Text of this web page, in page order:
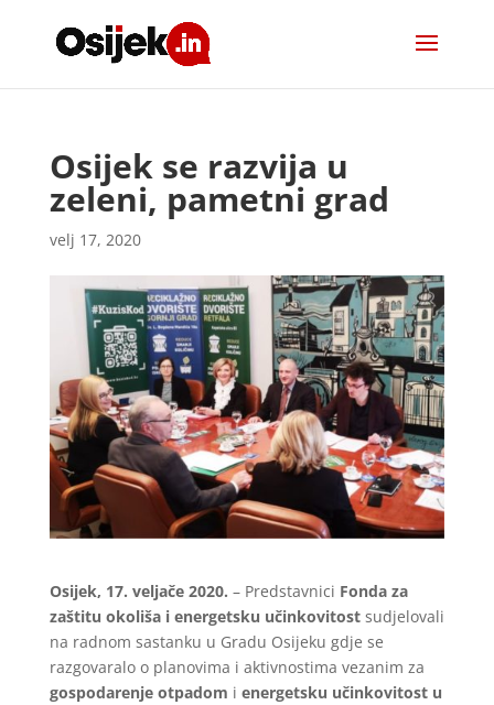
Osijek se razvija u
zeleni, pametni grad
velj 17, 2020
Osijek, 17. veljače 2020. – Predstavnici Fonda za
zaštitu okoliša i energetsku učinkovitostsudjelovali
na radnom sastanku u Gradu Osijeku gdje se
razgovaralo o planovima i aktivnostima vezanim za
gospodarenje otpadom i energetsku učinkovitost u